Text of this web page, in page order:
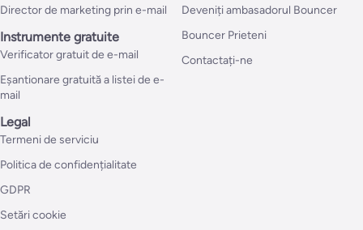
Director de marketing prin e-mail
Instrumente gratuite
Verificator gratuit de e-mail
Eșantionare gratuită a listei de e-
mail
Deveniți ambasadorul Bouncer
Bouncer Prieteni
Contactați-ne
Legal
Termeni de serviciu
Politica de confidențialitate
GDPR
Setări cookie